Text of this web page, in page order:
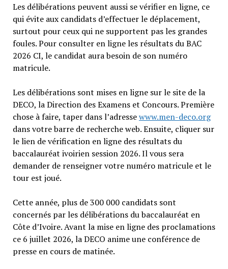
Les délibérations peuvent aussi se vérifier en ligne, ce
qui évite aux candidats d’effectuer le déplacement,
surtout pour ceux qui ne supportent pas les grandes
foules. Pour consulter en ligne les résultats du BAC
2026 CI, le candidat aura besoin de son numéro
matricule.
Les délibérations sont mises en ligne sur le site de la
DECO, la Direction des Examens et Concours. Première
chose à faire, taper dans l’adressewww.men-deco.org
dans votre barre de recherche web. Ensuite, cliquer sur
le lien de vérification en ligne des résultats du
baccalauréat ivoirien session 2026. Il vous sera
demander de renseigner votre numéro matricule et le
tour est joué.
Cette année, plus de 300 000 candidats sont
concernés par les délibérations du baccalauréat en
Côte d’Ivoire. Avant la mise en ligne des proclamations
ce 6 juillet 2026, la DECO anime une conférence de
presse en cours de matinée.